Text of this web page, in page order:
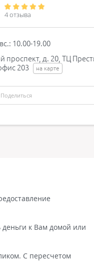
4 отзывa
10.00-19.00
проспект, д. 20, ТЦ
203
на карте
Поделиться
к Вам домой или
С пересчетом